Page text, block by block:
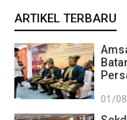
ARTIKEL TERBARU
01/